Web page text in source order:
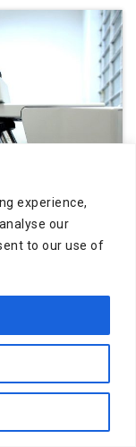
experience,
our
to our use of
патологически
и
на
OPEN